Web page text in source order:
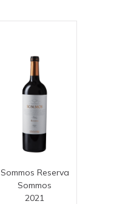
Sommos Reserva
Sommos
2021